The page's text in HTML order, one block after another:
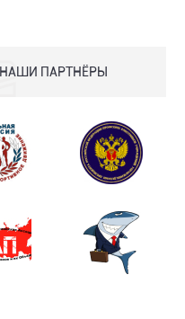
НАШИ ПАРТНЁРЫ